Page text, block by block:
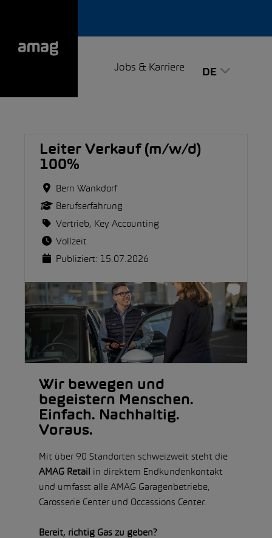
DE
Jobs & Karriere
Leiter Verkauf (m/w/d)
100%
Bern Wankdorf
Berufserfahrung
Vertrieb, Key Accounting
Vollzeit
Publiziert: 15.07.2026
Wir bewegen und
begeistern Menschen.
Einfach. Nachhaltig.
Voraus.
Mit über 90 Standorten schweizweit steht die
AMAG Retail in direktem Endkundenkontakt
und umfasst alle AMAG Garagenbetriebe,
Carosserie Center und Occassions Center.
Bereit, richtig Gas zu geben?